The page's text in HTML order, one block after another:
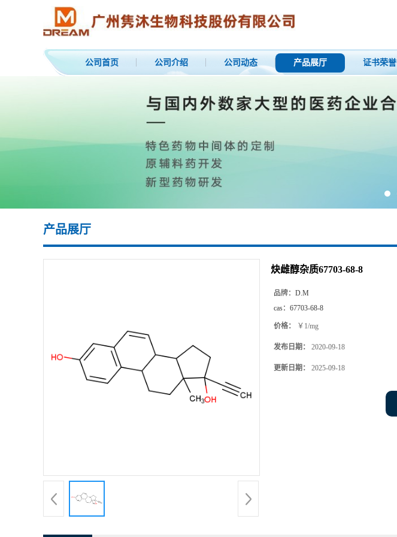
公司首页 公司介绍 公司动态 产品展厅 证书荣誉
产品展厅
炔雌醇杂质67703-68-8
品牌： D.M
cas： 67703-68-8
价格： ￥1/mg
发布日期： 2020-09-18
更新日期： 2025-09-18